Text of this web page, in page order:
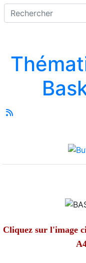
Cliquez sur l'image